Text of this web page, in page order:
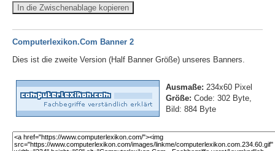
In die Zwischenablage kopieren
Computerlexikon.Com Banner 2
Dies ist die zweite Version (Half Banner Größe) unseres Banners.
Ausmaße: 234x60 Pixel
Größe: Code: 302 Byte,
Bild: 884 Byte